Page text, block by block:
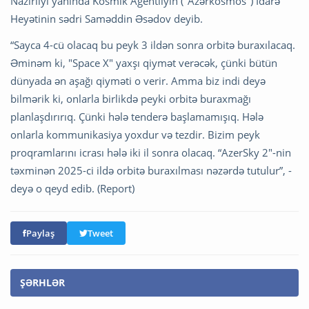
Heyətinin sədri Saməddin Əsədov deyib.
“Sayca 4-cü olacaq bu peyk 3 ildən sonra orbitə buraxılacaq.
Əminəm ki, "Space X" yaxşı qiymət verəcək, çünki bütün
dünyada ən aşağı qiyməti o verir. Amma biz indi deyə
bilmərik ki, onlarla birlikdə peyki orbitə buraxmağı
planlaşdırırıq. Çünki hələ tenderə başlamamışıq. Hələ
onlarla kommunikasiya yoxdur və tezdir. Bizim peyk
proqramlarını icrası hələ iki il sonra olacaq. “AzerSky 2"-nin
təxminən 2025-ci ildə orbitə buraxılması nəzərdə tutulur”, -
deyə o qeyd edib. (Report)
Paylaş Tweet
ŞƏRHLƏR